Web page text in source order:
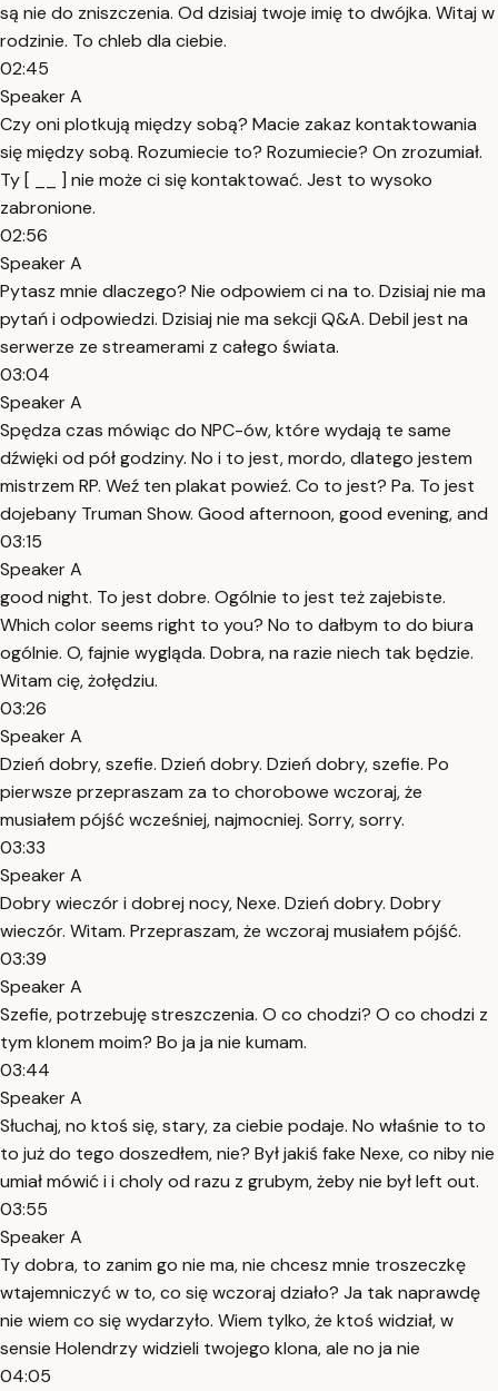
są nie do zniszczenia. Od dzisiaj twoje imię to dwójka. Witaj w
rodzinie. To chleb dla ciebie.
02:45
Speaker A
Czy oni plotkują między sobą? Macie zakaz kontaktowania
się między sobą. Rozumiecie to? Rozumiecie? On zrozumiał.
Ty [ __ ] nie może ci się kontaktować. Jest to wysoko
zabronione.
02:56
Speaker A
Pytasz mnie dlaczego? Nie odpowiem ci na to. Dzisiaj nie ma
pytań i odpowiedzi. Dzisiaj nie ma sekcji Q&A. Debil jest na
serwerze ze streamerami z całego świata.
03:04
Speaker A
Spędza czas mówiąc do NPC-ów, które wydają te same
dźwięki od pół godziny. No i to jest, mordo, dlatego jestem
mistrzem RP. Weź ten plakat powieź. Co to jest? Pa. To jest
dojebany Truman Show. Good afternoon, good evening, and
03:15
Speaker A
good night. To jest dobre. Ogólnie to jest też zajebiste.
Which color seems right to you? No to dałbym to do biura
ogólnie. O, fajnie wygląda. Dobra, na razie niech tak będzie.
Witam cię, żołędziu.
03:26
Speaker A
Dzień dobry, szefie. Dzień dobry. Dzień dobry, szefie. Po
pierwsze przepraszam za to chorobowe wczoraj, że
musiałem pójść wcześniej, najmocniej. Sorry, sorry.
03:33
Speaker A
Dobry wieczór i dobrej nocy, Nexe. Dzień dobry. Dobry
wieczór. Witam. Przepraszam, że wczoraj musiałem pójść.
03:39
Speaker A
Szefie, potrzebuję streszczenia. O co chodzi? O co chodzi z
tym klonem moim? Bo ja ja nie kumam.
03:44
Speaker A
Słuchaj, no ktoś się, stary, za ciebie podaje. No właśnie to to
to już do tego doszedłem, nie? Był jakiś fake Nexe, co niby nie
umiał mówić i i choly od razu z grubym, żeby nie był left out.
03:55
Speaker A
Ty dobra, to zanim go nie ma, nie chcesz mnie troszeczkę
wtajemniczyć w to, co się wczoraj działo? Ja tak naprawdę
nie wiem co się wydarzyło. Wiem tylko, że ktoś widział, w
sensie Holendrzy widzieli twojego klona, ale no ja nie
04:05